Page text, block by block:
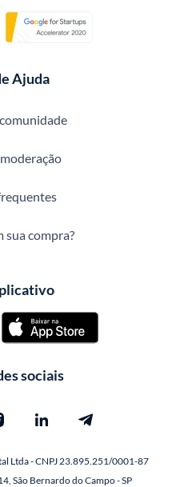
Ajuda
sua compra?
sociais
Ltda - CNPJ 23.895.251/0001-87
São Bernardo do Campo - SP